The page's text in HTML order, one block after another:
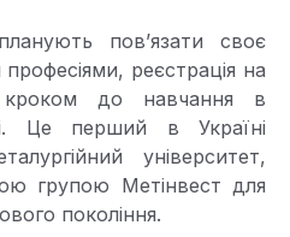
пов’язати своє
реєстрація на
до навчання в
Це перший в Україні
університет,
групою Метінвест для
покоління.